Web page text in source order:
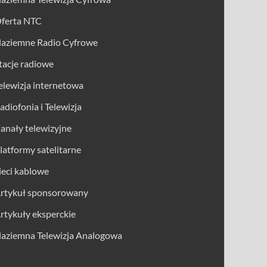
NTC
Radio Cyfrowe
radiowe
internetowa
i Telewizja
telewizyjne
satelitarne
kablowe
sponsorowany
eksperckie
Telewizja Analogowa